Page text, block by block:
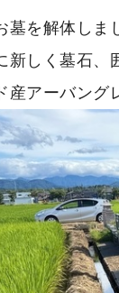
墓を解体しま
新しく墓石、
産アーバング